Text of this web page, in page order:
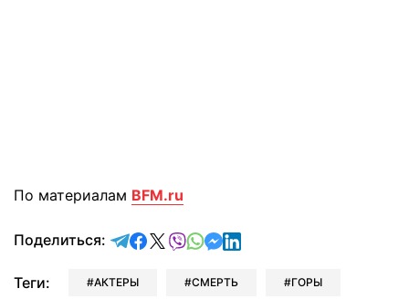
По материалам BFM.ru
Поделиться: отправить в Telegram
поделиться в Facebook
поделиться в X
отправить в Viber
отправить в Whatsapp
отправить в Messenger
отправить в LinkedIn
Теги: АКТЕРЫ СМЕРТЬ ГОРЫ